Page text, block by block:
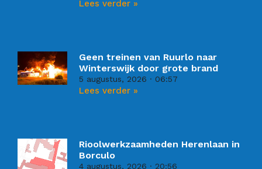
Lees verder »
Geen treinen van Ruurlo naar
Winterswijk door grote brand
5 augustus, 2026 06:57
Lees verder »
Rioolwerkzaamheden Herenlaan in
Borculo
4 augustus, 2026 20:56